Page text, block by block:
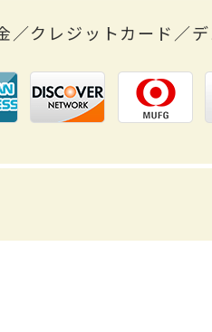
／クレジットカード／